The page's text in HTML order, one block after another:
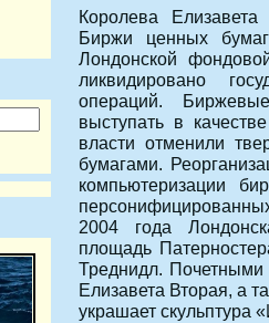
Королева
Биржи ценных
Лондонской
ликвидировано
операций.
выступать в
власти отменили
бумагами.
компьютеризации
2004 года
площадь
Треднидл. Почетными
Елизавета Вторая, а
украшает скульптура